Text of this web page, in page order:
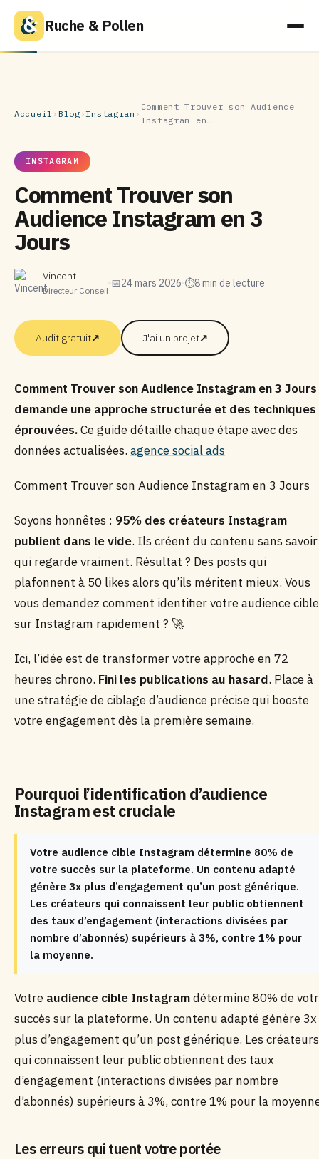
Ruche & Pollen
Accueil › Blog ›Instagram ›
Comment Trouver son Audience
Instagram en…
INSTAGRAM
Comment Trouver son
Audience Instagram en 3
Jours
Vincent
Directeur Conseil
📅24 mars 2026 ⏱8 min de lecture
Audit gratuit↗ J'ai un projet↗
Comment Trouver son Audience Instagram en 3 Jours
demande une approche structurée et des techniques
éprouvées.Ce guide détaille chaque étape avec des
données actualisées. agence social ads
Comment Trouver son Audience Instagram en 3 Jours
Soyons honnêtes : 95% des créateurs Instagram
publient dans le vide. Ils créent du contenu sans savoir
qui regarde vraiment. Résultat ? Des posts qui
plafonnent à 50 likes alors qu’ils méritent mieux. Vous
vous demandez comment identifier votre audience cible
sur Instagram rapidement ? 🚀
Ici, l’idée est de transformer votre approche en 72
heures chrono. Fini les publications au hasard. Place à
une stratégie de ciblage d’audience précise qui booste
votre engagement dès la première semaine.
Pourquoi l’identification d’audience
Instagram est cruciale
Votre audience cible Instagram détermine 80% de
votre succès sur la plateforme. Un contenu adapté
génère 3x plus d’engagement qu’un post générique.
Les créateurs qui connaissent leur public obtiennent
des taux d’engagement (interactions divisées par
nombre d’abonnés) supérieurs à 3%, contre 1% pour
la moyenne.
Votre audience cible Instagramdétermine 80% de
succès sur la plateforme. Un contenu adapté génère 3x
plus d’engagement qu’un post générique. Les créateurs
qui connaissent leur public obtiennent des taux
d’engagement (interactions divisées par nombre
d’abonnés) supérieurs à 3%, contre 1% pour la
Les erreurs qui tuent votre portée